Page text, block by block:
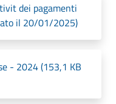
dei pagamenti
il 20/01/2025)
- 2024 (153,1 KB